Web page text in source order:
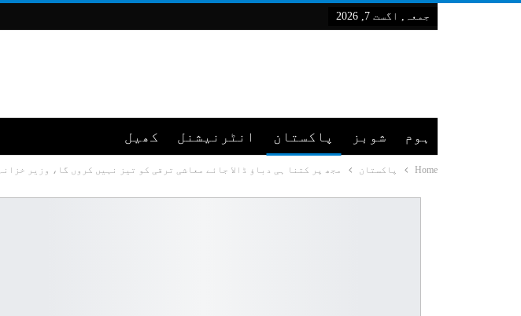
جمعہ, اگست 7, 2026
ہوم شوبز پاکستان انٹرنیشنل کھیل
Home پاکستان مجھ پر کتنا ہی دباؤ ڈالا جائے معاشی ترقی کو تیز نہیں کروں گا، وزیر خزانہ